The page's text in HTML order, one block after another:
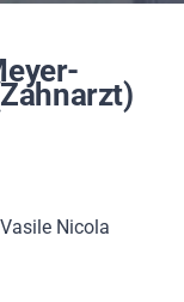
Nicola